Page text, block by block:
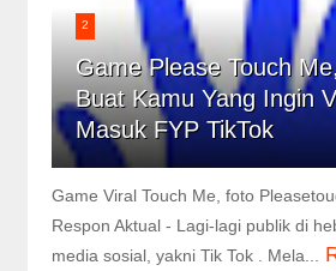
2
Game Please Touch
Buat Kamu Yang Ingin
Masuk FYP TikTok
Game Viral Touch Me, foto
Respon Aktual - Lagi-lagi publik di
media sosial, yakni Tik Tok . Mela...